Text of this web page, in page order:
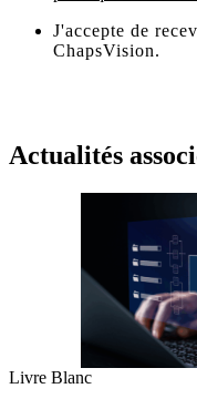
J'accepte de
ChapsVision.
Actualités
Livre Blanc